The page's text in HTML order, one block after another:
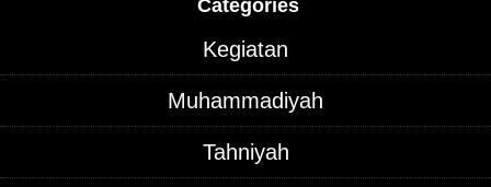
Categories
Kegiatan
Muhammadiyah
Tahniyah